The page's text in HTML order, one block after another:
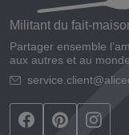
Militant du fait-
Partager ensemble
aux autres et au